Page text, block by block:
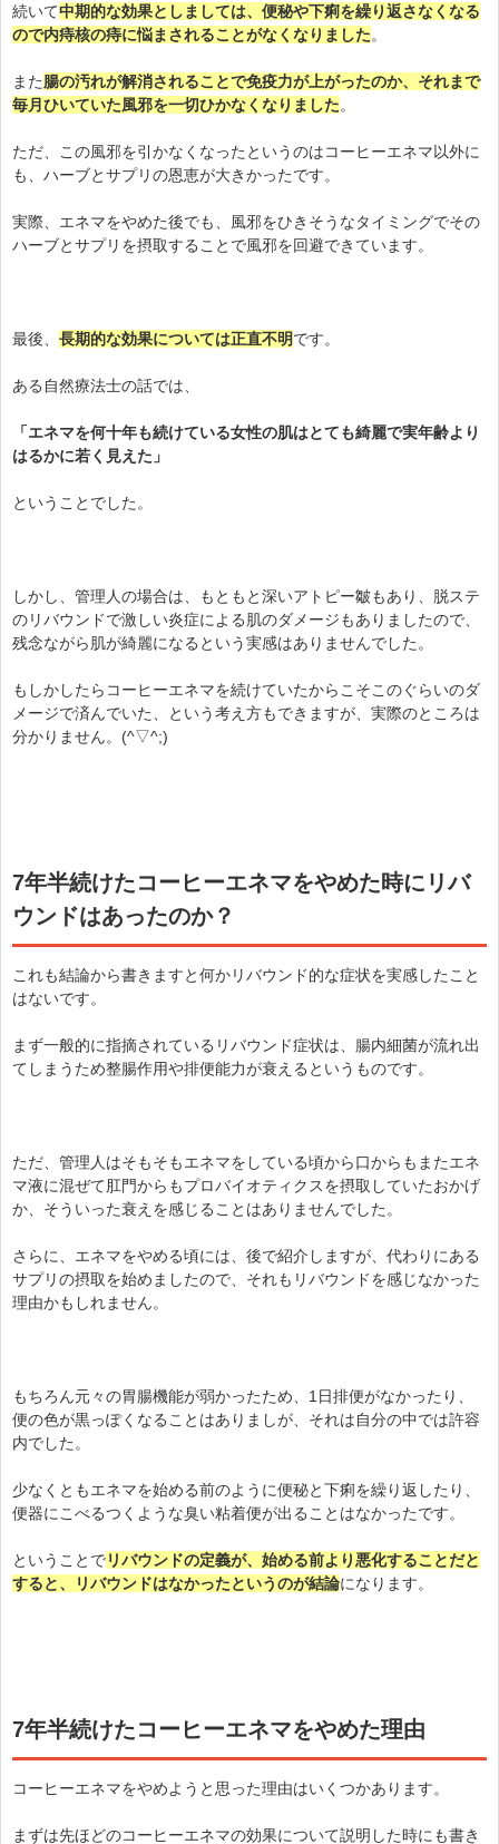
続いて中期的な効果としましては、便秘や下痢を繰り返さなくなる
ので内痔核の痔に悩まされることがなくなりました。
また腸の汚れが解消されることで免疫力が上がったのか、それまで
毎月ひいていた風邪を一切ひかなくなりました。
ただ、この風邪を引かなくなったというのはコーヒーエネマ以外に
も、ハーブとサプリの恩恵が大きかったです。
実際、エネマをやめた後でも、風邪をひきそうなタイミングでその
ハーブとサプリを摂取することで風邪を回避できています。
最後、 長期的な効果については正直不明です。
ある自然療法士の話では、
「エネマを何十年も続けている女性の肌はとても綺麗で実年齢より
はるかに若く見えた」
ということでした。
しかし、管理人の場合は、もともと深いアトピー皺もあり、脱ステ
のリバウンドで激しい炎症による肌のダメージもありましたので、
残念ながら肌が綺麗になるという実感はありませんでした。
もしかしたらコーヒーエネマを続けていたからこそこのぐらいのダ
メージで済んでいた、という考え方もできますが、実際のところは
分かりません。(^▽^;)
7年半続けたコーヒーエネマをやめた時にリバ
ウンドはあったのか？
これも結論から書きますと何かリバウンド的な症状を実感したこと
はないです。
まず一般的に指摘されているリバウンド症状は、腸内細菌が流れ出
てしまうため整腸作用や排便能力が衰えるというものです。
ただ、管理人はそもそもエネマをしている頃から口からもまたエネ
マ液に混ぜて肛門からもプロバイオティクスを摂取していたおかげ
か、そういった衰えを感じることはありませんでした。
さらに、エネマをやめる頃には、後で紹介しますが、代わりにある
サプリの摂取を始めましたので、それもリバウンドを感じなかった
理由かもしれません。
もちろん元々の胃腸機能が弱かったため、1日排便がなかったり、
便の色が黒っぽくなることはありましが、それは自分の中では許容
内でした。
少なくともエネマを始める前のように便秘と下痢を繰り返したり、
便器にこべるつくような臭い粘着便が出ることはなかったです。
ということでリバウンドの定義が、始める前より悪化することだと
すると、リバウンドはなかったというのが結論になります。
7年半続けたコーヒーエネマをやめた理由
コーヒーエネマをやめようと思った理由はいくつかあります。
まずは先ほどのコーヒーエネマの効果について説明した時にも書き